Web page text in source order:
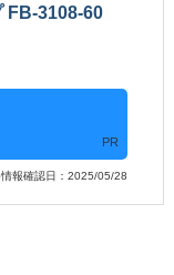
FB-3108-60
PR
報確認日：2025/05/28